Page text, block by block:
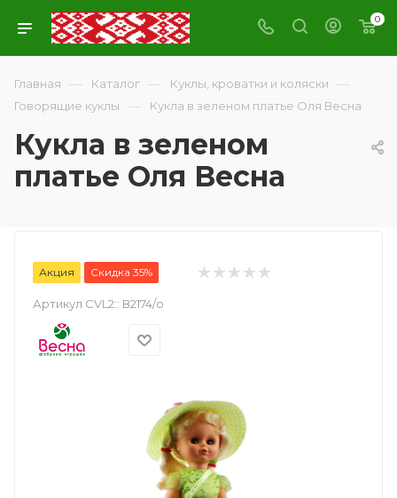
0
Главная — Каталог — Куклы, кроватки и коляски —
Говорящие куклы — Кукла в зеленом платье Оля Весна
Кукла в зеленом
платье Оля Весна
Акция Скидка 35%
Артикул CVL2:: В2174/о